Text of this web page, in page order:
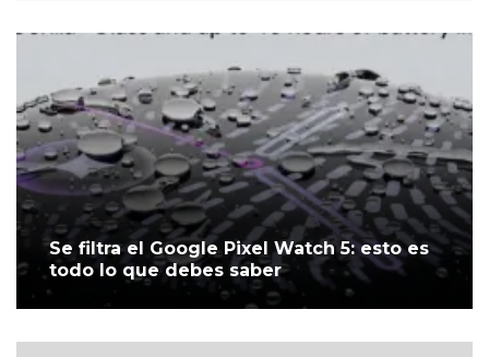
Se filtra el Google Pixel Watch 5: esto es
todo lo que debes saber